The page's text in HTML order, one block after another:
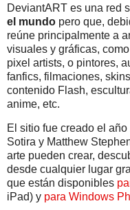
DeviantART es una red
el mundo pero que,
reúne principalmente a
visuales y gráficas,
pixel artists, o pintores,
fanfics, filmaciones,
contenido Flash,
anime, etc.
El sitio fue creado el
Sotira y Matthew
arte pueden crear,
desde cualquier lugar
que están disponibles
iPad) y para Windows